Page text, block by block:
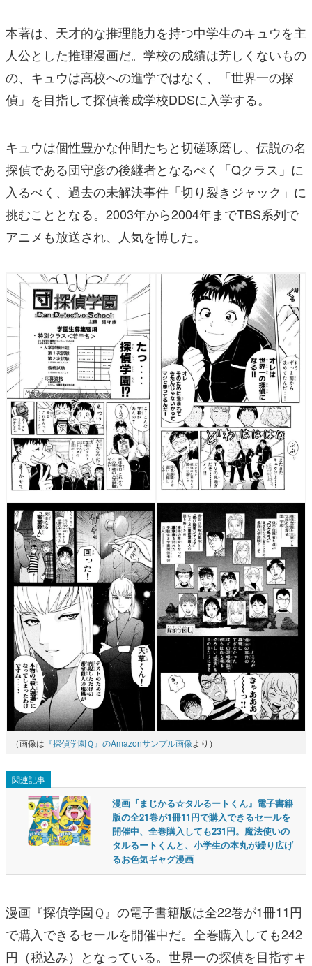
本著は、天才的な推理能力を持つ中学生のキュウを主
人公とした推理漫画だ。学校の成績は芳しくないもの
の、キュウは高校への進学ではなく、「世界一の探
偵」を目指して探偵養成学校DDSに入学する。
キュウは個性豊かな仲間たちと切磋琢磨し、伝説の名
探偵である団守彦の後継者となるべく「Qクラス」に
入るべく、過去の未解決事件「切り裂きジャック」に
挑むこととなる。2003年から2004年までTBS系列で
アニメも放送され、人気を博した。
（画像は 『探偵学園Ｑ』のAmazonサンプル画像より）
関連記事
漫画『まじかる☆タルるートくん』電子書籍
版の全21巻が1冊11円で購入できるセールを
開催中、全巻購入しても231円。魔法使いの
タルるートくんと、小学生の本丸が繰り広げ
るお色気ギャグ漫画
漫画『探偵学園Ｑ』の電子書籍版は全22巻が1冊11円
で購入できるセールを開催中だ。全巻購入しても242
円（税込み）となっている。世界一の探偵を目指すキ